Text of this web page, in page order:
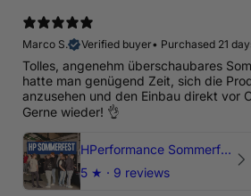
Marco S.
Verified buyer• Purchased 21
Tolles, angenehm überschaubares
hatte man genügend Zeit, sich die
anzusehen und den Einbau direkt vor
Gerne wieder! 👌
HPerformance Sommerfest 2026
5 ★ · 9 reviews